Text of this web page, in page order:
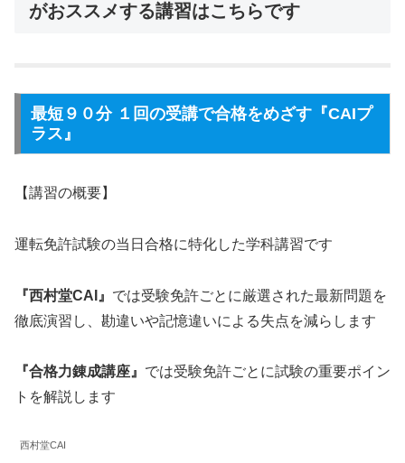
がおススメする講習はこちらです
最短９０分 １回の受講で合格をめざす『CAIプ
ラス』
【講習の概要】
運転免許試験の当日合格に特化した学科講習です
『西村堂CAI』 では受験免許ごとに厳選された最新問題を
徹底演習し、勘違いや記憶違いによる失点を減らします
『合格力錬成講座』 では受験免許ごとに試験の重要ポイン
トを解説します
西村堂CAI